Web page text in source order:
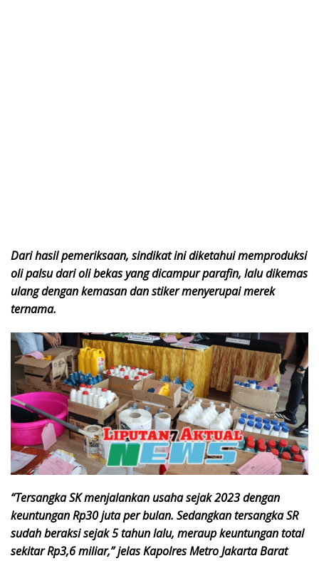
Dari hasil pemeriksaan, sindikat ini diketahui memproduksi
oli palsu dari oli bekas yang dicampur parafin, lalu dikemas
ulang dengan kemasan dan stiker menyerupai merek
ternama.
“Tersangka SK menjalankan usaha sejak 2023 dengan
keuntungan Rp30 juta per bulan. Sedangkan tersangka SR
sudah beraksi sejak 5 tahun lalu, meraup keuntungan total
sekitar Rp3,6 miliar,” jelas Kapolres Metro Jakarta Barat